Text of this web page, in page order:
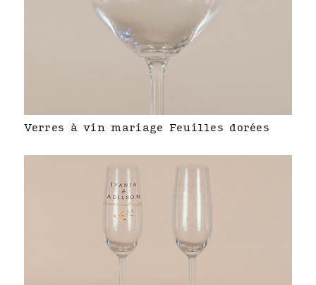
Verres à vin mariage Feuilles dorées